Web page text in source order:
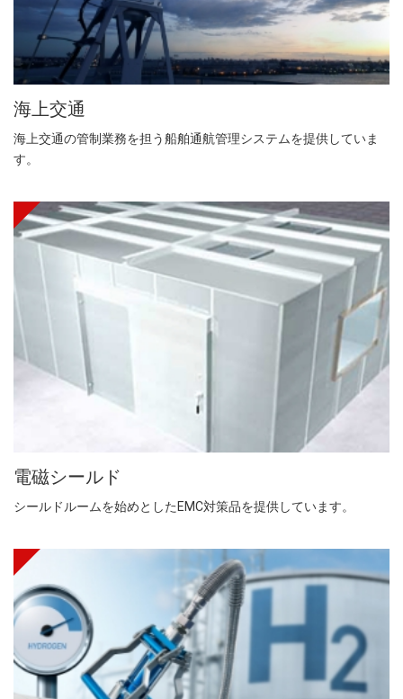
海上交通
海上交通の管制業務を担う船舶通航管理システムを提供していま
す。
電磁シールド
シールドルームを始めとしたEMC対策品を提供しています。